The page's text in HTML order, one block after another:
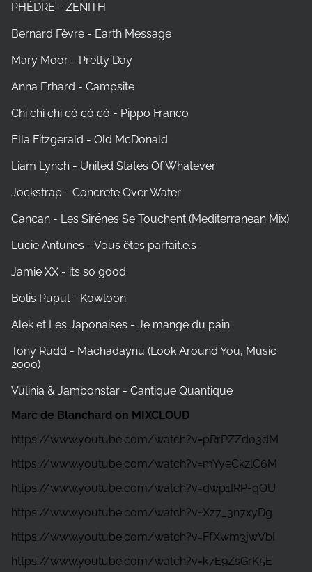
PHÈDRE - ZENITH
Bernard Fèvre - Earth Message
Mary Moor - Pretty Day
Anna Erhard - Campsite
Chì chì chì cò cò cò - Pippo Franco
Ella Fitzgerald - Old McDonald
Liam Lynch - United States Of Whatever
Jockstrap - Concrete Over Water
Cancan - Les Sire​̀​nes Se Touchent (Mediterranean Mix)
Lucie Antunes - Vous êtes parfait.e.s
Jamie XX - its so good
Bolis Pupul - Kowloon
Alek et Les Japonaises - Je mange du pain
Tony Rudd - Machadaynu (Look Around You, Music
2000)
Vulinia & Jambonstar - Cantique Quantique
Marc de Blanchard on MIXCLOUD
https://www.youtube.com/watch?v=pRrPZZdo3dM
https://www.youtube.com/watch?v=mYyeCkzlC6M
https://www.youtube.com/watch?v=dwp1IRP-qOU
https://www.youtube.com/watch?v=Xz7_3n7xyDg
https://www.youtube.com/watch?v=FfXwm3jwVbI
https://www.youtube.com/watch?v=k7E9ZsGrK5E